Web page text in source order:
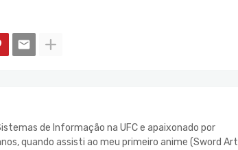
de Informação na UFC e apaixonado por
quando assisti ao meu primeiro anime (Sword Art